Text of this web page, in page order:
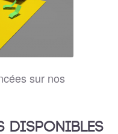
sur nos
disponibles